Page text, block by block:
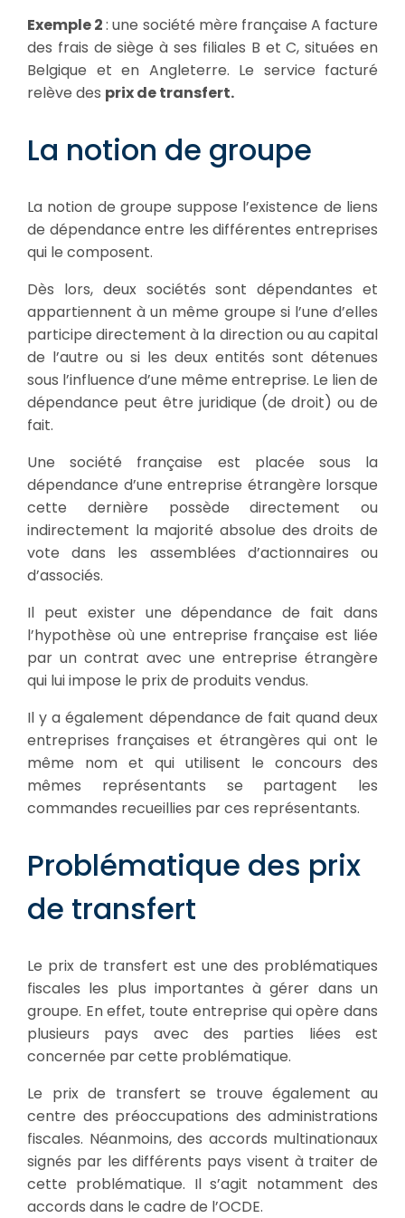
Exemple 2: une société mère française A facture
des frais de siège à ses filiales B et C, situées en
Belgique et en Angleterre. Le service facturé
relève des prix de transfert.
La notion de groupe
La notion de groupe suppose l’existence de liens
de dépendance entre les différentes entreprises
qui le composent.
Dès lors, deux sociétés sont dépendantes et
appartiennent à un même groupe si l’une d’elles
participe directement à la direction ou au capital
de l’autre ou si les deux entités sont détenues
sous l’influence d’une même entreprise. Le lien de
dépendance peut être juridique (de droit) ou de
fait.
Une société française est placée sous la
dépendance d’une entreprise étrangère lorsque
cette dernière possède directement ou
indirectement la majorité absolue des droits de
vote dans les assemblées d’actionnaires ou
d’associés.
Il peut exister une dépendance de fait dans
l’hypothèse où une entreprise française est liée
par un contrat avec une entreprise étrangère
qui lui impose le prix de produits vendus.
Il y a également dépendance de fait quand deux
entreprises françaises et étrangères qui ont le
même nom et qui utilisent le concours des
mêmes représentants se partagent les
commandes recueillies par ces représentants.
Problématique des prix
de transfert
Le prix de transfert est une des problématiques
fiscales les plus importantes à gérer dans un
groupe. En effet, toute entreprise qui opère dans
plusieurs pays avec des parties liées est
concernée par cette problématique.
Le prix de transfert se trouve également au
centre des préoccupations des administrations
fiscales. Néanmoins, des accords multinationaux
signés par les différents pays visent à traiter de
cette problématique. Il s’agit notamment des
accords dans le cadre de l’OCDE.